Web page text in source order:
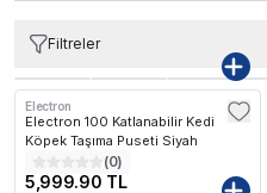
Filtreler
Kargo Bedava
Electron
Electron 100 Katlanabilir Kedi
Köpek Taşıma Puseti Siyah
(0)
5,999.90 TL